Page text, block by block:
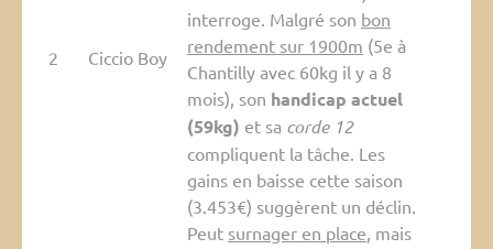
2 Ciccio Boy
interroge. Malgré son bon
rendement sur 1900m (5e à
Chantilly avec 60kg il y a 8
mois), son handicap actuel
(59kg) et sa corde 12
compliquent la tâche. Les
gains en baisse cette saison
(3.453€) suggèrent un déclin.
Peut surnager en place, mais